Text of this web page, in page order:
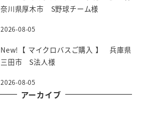
奈川県厚木市 S野球チーム様
2026-08-05
New!【 マイクロバスご購入 】 兵庫県
三田市 S法人様
2026-08-05
アーカイブ